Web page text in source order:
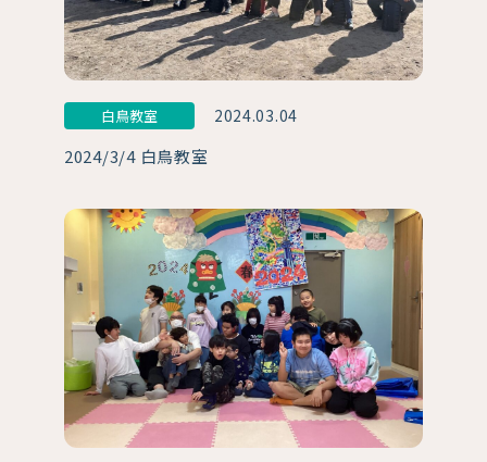
白鳥教室 2024.03.04
2024/3/4 白鳥教室